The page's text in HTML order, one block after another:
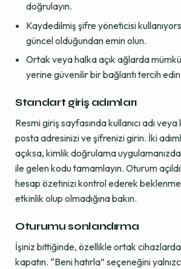
doğrulayın.
Kaydedilmiş şifre yöneticisi
güncel olduğundan emin olun.
Ortak veya halka açık ağlarda
yerine güvenilir bir bağlantı tercih
Standart giriş adımları
Resmi giriş sayfasında kullanıcı adı veya
posta adresinizi ve şifrenizi girin. İki
açıksa, kimlik doğrulama
ile gelen kodu tamamlayın. Oturum
hesap özetinizi kontrol ederek
etkinlik olup olmadığına bakın.
Oturumu sonlandırma
İşiniz bittiğinde, özellikle ortak
kapatın. “Beni hatırla” seçeneğini